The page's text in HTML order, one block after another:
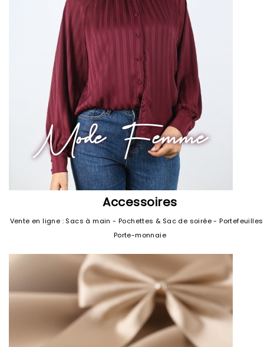
Accessoires
Vente en ligne : Sacs à main - Pochettes & Sac de soirée -
Porte-monnaie